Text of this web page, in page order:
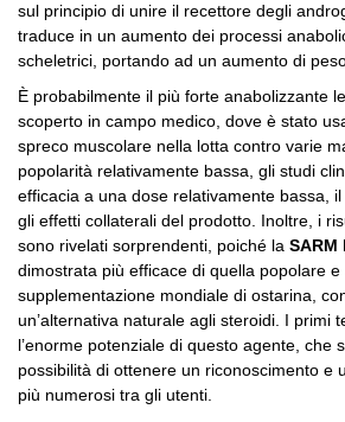
sul principio di unire il recettore degli
traduce in un aumento dei processi
scheletrici, portando ad un aumento di
È probabilmente il più forte anabolizzante
scoperto in campo medico, dove è stato
spreco muscolare nella lotta contro varie
popolarità relativamente bassa, gli studi
efficacia a una dose relativamente bassa,
gli effetti collaterali del prodotto. Inoltre, i
sono rivelati sorprendenti, poiché la SARM
dimostrata più efficace di quella popolare
supplementazione mondiale di ostarina,
un’alternativa naturale agli steroidi. I primi
l’enorme potenziale di questo agente, che
possibilità di ottenere un riconoscimento e
più numerosi tra gli utenti.